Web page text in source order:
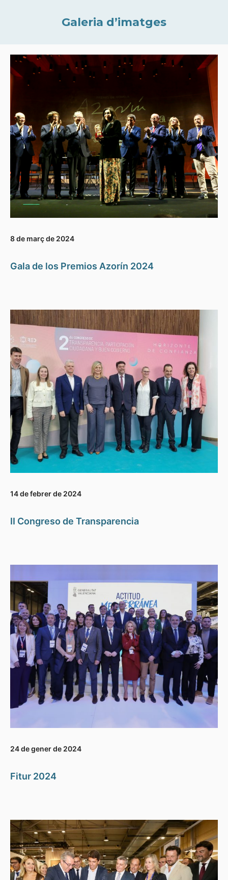
Galeria d’imatges
8 de març de 2024
Gala de los Premios Azorín 2024
14 de febrer de 2024
II Congreso de Transparencia
24 de gener de 2024
Fitur 2024